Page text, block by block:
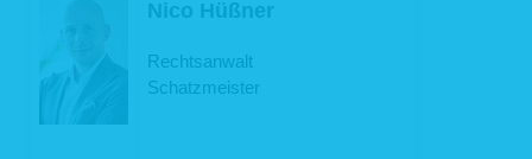
Nico Hüßner
Rechtsanwalt
Schatzmeister